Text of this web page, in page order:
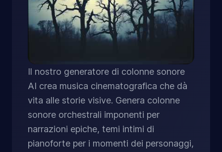
Il nostro generatore di colonne sonore
AI crea musica cinematografica che dà
vita alle storie visive. Genera colonne
sonore orchestrali imponenti per
narrazioni epiche, temi intimi di
pianoforte per i momenti dei personaggi,